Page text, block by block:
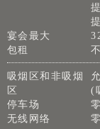
宴会最大
包租
吸烟区和非吸烟
区
(
停车场
零
无线网络
零